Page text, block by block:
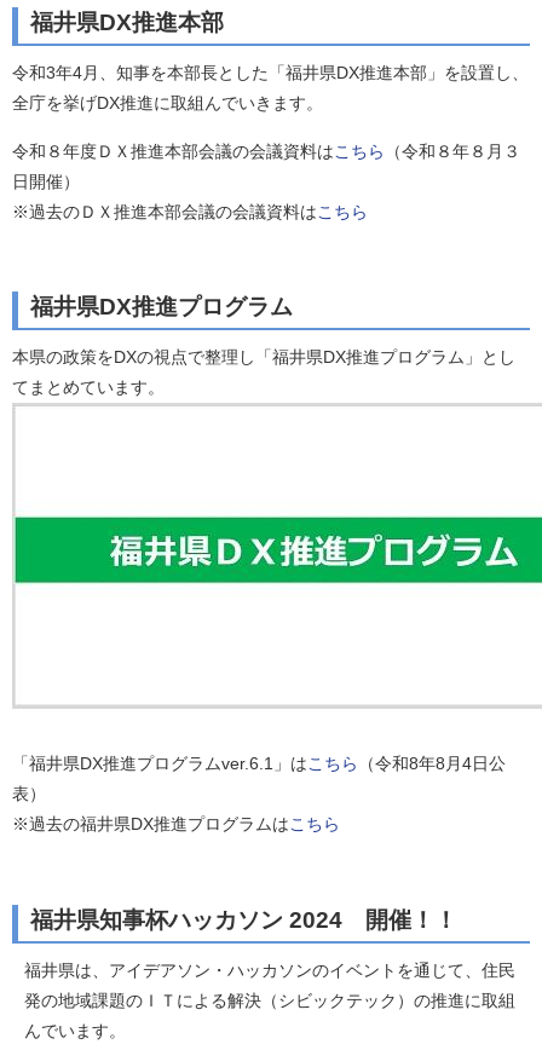
福井県DX推進本部
令和3年4月、知事を本部長とした「福井県DX推進本部」を設置し、
全庁を挙げDX推進に取組んでいきます。
令和８年度ＤＸ推進本部会議の会議資料はこちら
（令和８年８月３
日開催）
※過去のＤＸ推進本部会議の会議資料はこちら
福井県DX推進プログラム
本県の政策をDXの視点で整理し「福井県DX推進プログラム」とし
てまとめています。
「福井県DX推進プログラムver.6.1」はこちら
（令和8年8月4日公
表）
※過去の福井県DX推進プログラムはこちら
福井県知事杯ハッカソン 2024 開催！！
福井県は、アイデアソン・ハッカソンのイベントを通じて、住民
発の地域課題のＩＴによる解決（シビックテック）の推進に取組
んでいます。